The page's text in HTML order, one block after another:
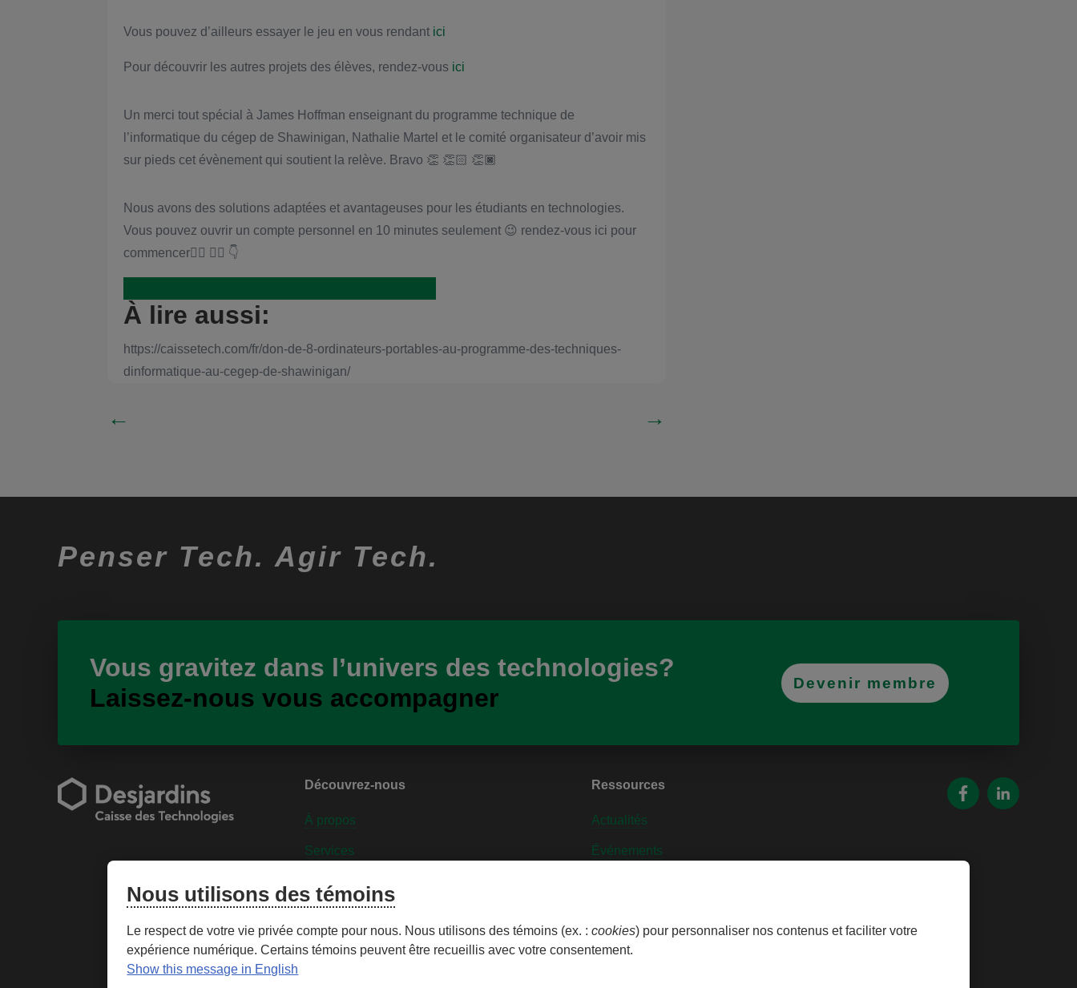
Vous pouvez d’ailleurs essayer le jeu en vous rendant ici
Pour découvrir les autres projets des élèves, rendez-vous ici
Un merci tout spécial à James Hoffman enseignant du programme technique de
l’informatique du cégep de Shawinigan, Nathalie Martel et le comité organisateur d’avoir mis
sur pieds cet évènement qui soutient la relève. Bravo 👏 👏🏻 👏🏿
Nous avons des solutions adaptées et avantageuses pour les étudiants en technologies.
Vous pouvez ouvrir un compte personnel en 10 minutes seulement 😉 rendez-vous ici pour
commencer👇🏻 👇🏿 👇
À lire aussi:
https://caissetech.com/fr/don-de-8-ordinateurs-portables-au-programme-des-techniques-
dinformatique-au-cegep-de-shawinigan/
← →
Penser Tech. Agir Tech.
Vous gravitez dans l’univers des technologies?
Laissez-nous vous accompagner
Devenir membre
Découvrez-nous
À propos
Services
Personnaliser les témoins
Ressources
Actualités
Événements
Nous utilisons des témoins
Le respect de votre vie privée compte pour nous. Nous utilisons des témoins (ex. :cookies) pour personnaliser nos contenus et faciliter votre
expérience numérique. Certains témoins peuvent être recueillis avec votre consentement.
Show this message in English